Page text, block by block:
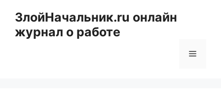
содержимому
ЗлойНачальник.ru онлайн
журнал о работе
Меню